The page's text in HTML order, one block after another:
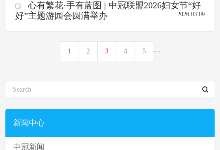
心有繁花·手有蓝图 | 中冠联盟2026妇女节“好
好”主题游园会圆满举办
2026-03-09
1 2 3 4 5 ···
新闻中心
中冠新闻